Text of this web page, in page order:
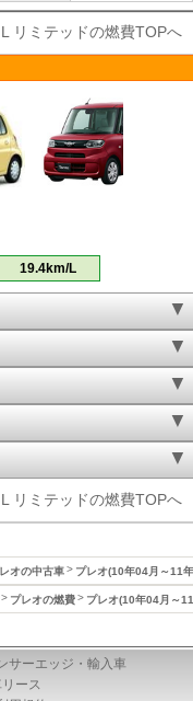
リミテッドの燃費TOPへ
19.4km/L
リミテッドの燃費TOPへ
オの中古車 プレオ(10年04月～11
プレオの燃費 プレオ(10年04月～
サーエッジ・輸入車
ース